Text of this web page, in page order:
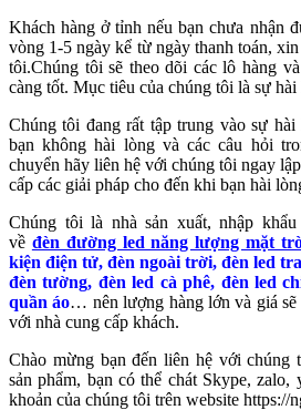
Khách hàng ở tỉnh nếu bạn chưa nhận
vòng 1-5 ngày kể từ ngày thanh toán,
tôi.Chúng tôi sẽ theo dõi các lô hàng
càng tốt. Mục tiêu của chúng tôi là sự
Chúng tôi đang rất tập trung vào sự hài
bạn không hài lòng và các câu hỏi
chuyển hãy liên hệ với chúng tôi ngay
cấp các giải pháp cho đến khi bạn hài
Chúng tôi là nhà sản xuất, nhập
về đèn đường led năng lượng mặt
kiện điện tử, đèn ngoài trời, đèn led
đèn tường, đèn led cà phê, đèn led
quần áo… nên lượng hàng lớn và giá sẽ
với nhà cung cấp khách.
Chào mừng bạn đến liên hệ với chúng
sản phẩm, bạn có thể chát Skype,
khoản của chúng tôi trên website https://